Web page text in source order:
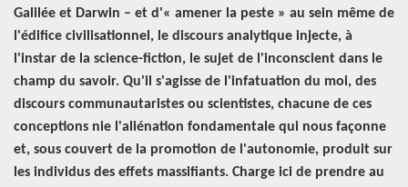
Galilée et Darwin – et d'« amener la peste » au sein même de
l'édifice civilisationnel, le discours analytique injecte, à
l'instar de la science-fiction, le sujet de l'inconscient dans le
champ du savoir. Qu'il s'agisse de l'infatuation du moi, des
discours communautaristes ou scientistes, chacune de ces
conceptions nie l'aliénation fondamentale qui nous façonne
et, sous couvert de la promotion de l'autonomie, produit sur
les individus des effets massifiants. Charge ici de prendre au